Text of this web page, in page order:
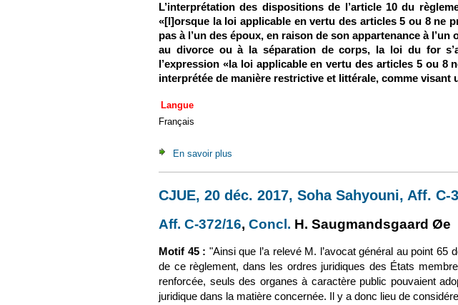
L’interprétation des dispositions de l’article 10 du
«[l]orsque la loi applicable en vertu des articles 5 ou 8 ne
pas à l’un des époux, en raison de son appartenance à l’un
au divorce ou à la séparation de corps, la loi du for
l’expression «la loi applicable en vertu des articles 5 ou 8
interprétée de manière restrictive et littérale, comme visant
Langue
Français
En savoir plus
CJUE, 20 déc. 2017, Soha Sahyouni, Aff. C-
Aff. C-372/16(le lien est externe)
, Concl. (le lien est externe)
H. Saugmandsgaard Øe
Motif 45 : "Ainsi que l’a relevé M. l’avocat général au point 65
de ce règlement, dans les ordres juridiques des États
renforcée, seuls des organes à caractère public pouvaient
juridique dans la matière concernée. Il y a donc lieu de